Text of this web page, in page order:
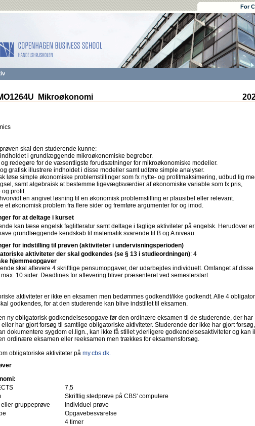
For
Mikroøkonomi
skal den studerende kunne:
i grundlæggende mikroøkonomiske begreber.
og redegøre for de væsentligste forudsætninger for mikroøkonomiske modeller.
grafisk illustrere indholdet i disse modeller samt udføre simple analyser.
løse simple økonomiske problemstillinger som fx nytte- og profitmaksimering, udbud lig
samt algebraisk at bestemme ligevægtsværdier af økonomiske variable som fx pris,
profit.
en angivet løsning til en økonomisk problemstilling er plausibel eller relevant.
et økonomisk problem fra flere sider og fremføre argumenter for og imod.
for at deltage i kurset
kan læse engelsk faglitteratur samt deltage i faglige aktiviteter på engelsk. Herudover
grundlæggende kendskab til matematik svarende til B og A niveau.
for indstilling til prøven (aktiviteter i undervisningsperioden)
aktiviteter der skal godkendes (se § 13 i studieordningen): 4
hjemmeopgaver
skal aflevere 4 skriftlige pensumopgaver, der udarbejdes individuelt. Omfanget af disse
10 sider. Deadlines for aflevering bliver præsenteret ved semesterstart.
aktiviteter er ikke en eksamen men bedømmes godkendt/ikke godkendt. Alle 4
godkendes, for at den studerende kan blive indstillet til eksamen.
ny obligatorisk godkendelsesopgave før den ordinære eksamen til de studerende, der har
har gjort forsøg til samtlige obligatoriske aktiviteter. Studerende der ikke har gjort
dokumentere sygdom el.lign., kan ikke få stillet yderligere godkendelsesaktiviteter og kan
ordinære eksamen eller reeksamen men trækkes for eksamensforsøg.
obligatoriske aktiviteter på my.cbs.dk.
7,5
Skriftlig stedprøve på CBS' computere
eller gruppeprøve
Individuel prøve
Opgavebesvarelse
4 timer